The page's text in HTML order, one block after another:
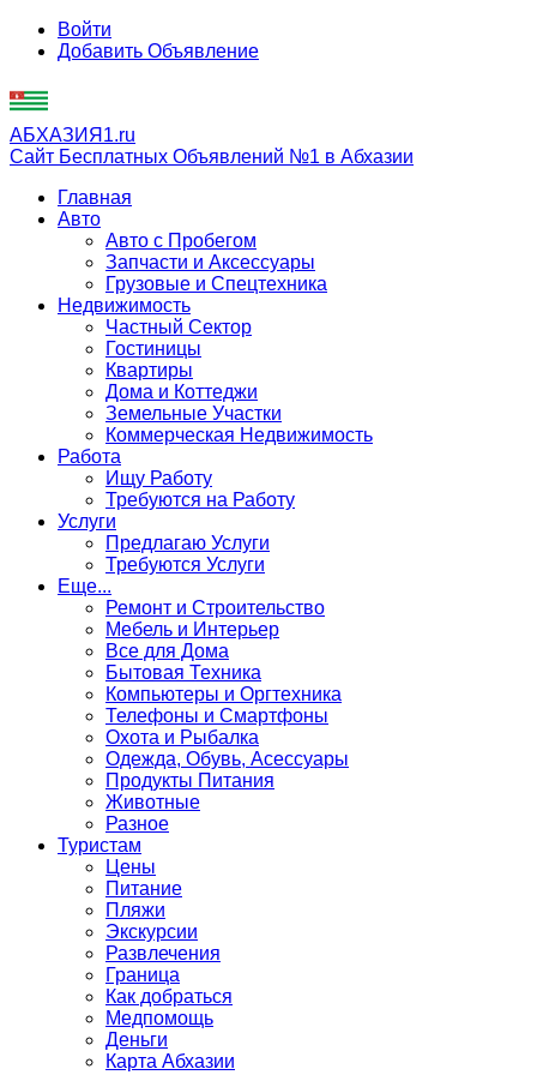
Войти
Добавить Объявление
АБХАЗИЯ1.ru
Сайт Бесплатных Объявлений №1 в Абхазии
Главная
Авто
Авто с Пробегом
Запчасти и Аксессуары
Грузовые и Спецтехника
Недвижимость
Частный Сектор
Гостиницы
Квартиры
Дома и Коттеджи
Земельные Участки
Коммерческая Недвижимость
Работа
Ищу Работу
Требуются на Работу
Услуги
Предлагаю Услуги
Требуются Услуги
Еще...
Ремонт и Строительство
Мебель и Интерьер
Все для Дома
Бытовая Техника
Компьютеры и Оргтехника
Телефоны и Смартфоны
Охота и Рыбалка
Одежда, Обувь, Асессуары
Продукты Питания
Животные
Разное
Туристам
Цены
Питание
Пляжи
Экскурсии
Развлечения
Граница
Как добраться
Медпомощь
Деньги
Карта Абхазии